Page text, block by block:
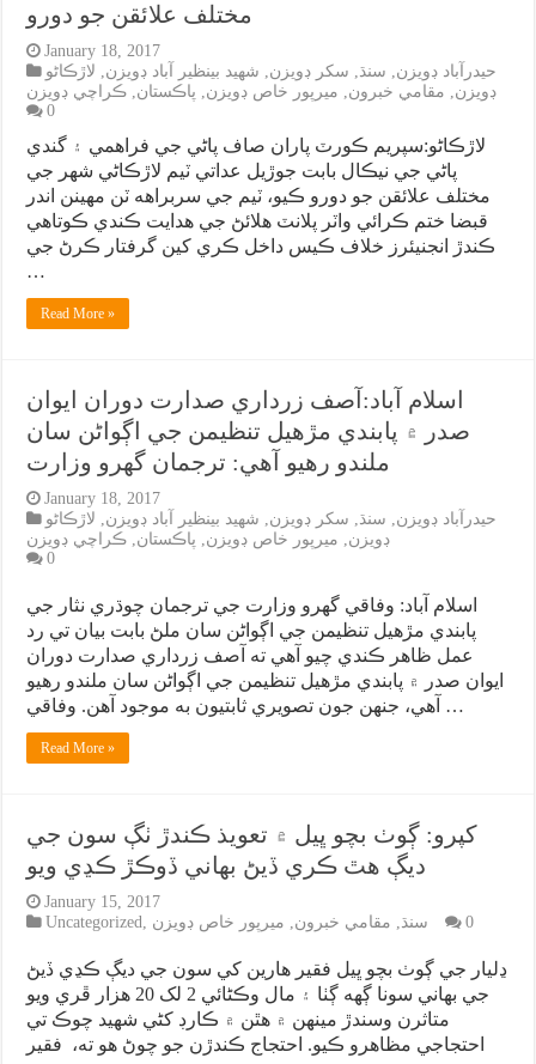
مختلف علائقن جو دورو
January 18, 2017
حيدرآباد ڊويزن, سنڌ, سکر ڊويزن, شهيد بينظير آباد ڊويزن, لاڙڪاڻو
ڊويزن, مقامي خبرون, ميرپور خاص ڊويزن, پاڪستان, ڪراچي ڊويزن
0
لاڙڪاڻو:سپريم ڪورٽ پاران صاف پاڻي جي فراهمي ۽ گندي
پاڻي جي نيڪال بابت جوڙيل عداتي ٽيم لاڙڪاڻي شهر جي
مختلف علائقن جو دورو ڪيو، ٽيم جي سربراهه ٽن مهينن اندر
قبضا ختم ڪرائي واٽر پلانٽ هلائڻ جي هدايت ڪندي ڪوتاهي
ڪندڙ انجنيئرز خلاف ڪيس داخل ڪري کين گرفتار ڪرڻ جي
…
Read More »
اسلام آباد:آصف زرداري صدارت دوران ايوان
صدر ۾ پابندي مڙهيل تنظيمن جي اڳواڻن سان
ملندو رهيو آهي: ترجمان گهرو وزارت
January 18, 2017
حيدرآباد ڊويزن, سنڌ, سکر ڊويزن, شهيد بينظير آباد ڊويزن, لاڙڪاڻو
ڊويزن, ميرپور خاص ڊويزن, پاڪستان, ڪراچي ڊويزن
0
اسلام آباد: وفاقي گهرو وزارت جي ترجمان چوڌري نثار جي
پابندي مڙهيل تنظيمن جي اڳواڻن سان ملڻ بابت بيان تي رد
عمل ظاهر ڪندي چيو آهي ته آصف زرداري صدارت دوران
ايوان صدر ۾ پابندي مڙهيل تنظيمن جي اڳواڻن سان ملندو رهيو
آهي، جنهن جون تصويري ثابتيون به موجود آهن. وفاقي …
Read More »
کپرو: ڳوٺ بچو ڀيل ۾ تعويذ ڪندڙ ٺڳ سون جي
ديڳ هٿ ڪري ڏيڻ بهاني ڏوڪڙ ڪڍي ويو
January 15, 2017
Uncategorized, سنڌ, مقامي خبرون, ميرپور خاص ڊويزن 0
ڍليار جي ڳوٺ بچو ڀيل فقير ھارين کي سون جي ديڳ ڪڍي ڏيڻ
جي بھاني سونا ڳهه ڳٺا ۽ مال وڪڻائي 2 لک 20 ھزار ڦري ويو
متاثرن وسندڙ مينهن ۾ ھٿن ۾ ڪارڊ کڻي شھيد چوڪ تي
احتجاجي مظاھرو ڪيو. احتجاج ڪندڙن جو چوڻ هو ته، فقير